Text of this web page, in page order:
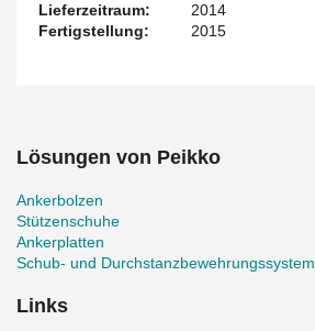
Lieferzeitraum:
2014
Fertigstellung:
2015
Lösungen von Peikko
Ankerbolzen
Stützenschuhe
Ankerplatten
Schub- und Durchstanzbewehrungssystem
Links